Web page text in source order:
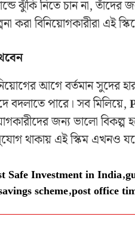
ঝুঁকি নিতে চান না,
করা বিনিয়োগকারীরা এই
আগে বর্তমান সুদের
পারে। সব মিলিয়ে,
জন্য ভালো
থাকায় এই স্কিম এখনও
Safe Investment in India,
scheme,post office